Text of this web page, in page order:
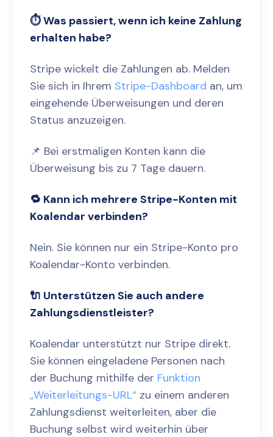
⏱️ Was passiert, wenn ich keine Zahlung
erhalten habe?
Stripe wickelt die Zahlungen ab. Melden
Sie sich in Ihrem Stripe-Dashboard an, um
eingehende Überweisungen und deren
Status anzuzeigen.
📌 Bei erstmaligen Konten kann die
Überweisung bis zu 7 Tage dauern.
🔁 Kann ich mehrere Stripe-Konten mit
Koalendar verbinden?
Nein. Sie können nur ein Stripe-Konto pro
Koalendar-Konto verbinden.
🔌 Unterstützen Sie auch andere
Zahlungsdienstleister?
Koalendar unterstützt nur Stripe direkt.
Sie können eingeladene Personen nach
der Buchung mithilfe der Funktion
„Weiterleitungs-URL“ zu einem anderen
Zahlungsdienst weiterleiten, aber die
Buchung selbst wird weiterhin über